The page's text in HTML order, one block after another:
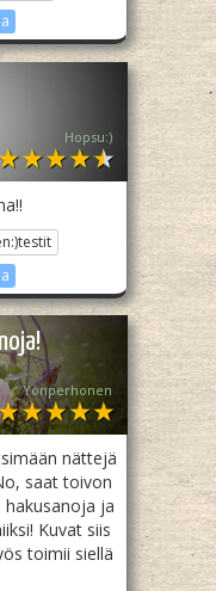
Hopsu:)
Yönperhonen
nättejä
saat toivon
ja
Kuvat siis
toimii siellä